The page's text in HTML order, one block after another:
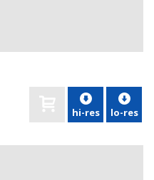
hi-res lo-res